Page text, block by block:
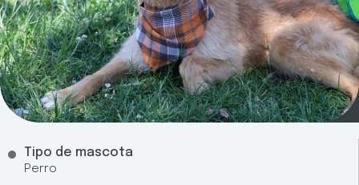
Tipo de mascota
Perro